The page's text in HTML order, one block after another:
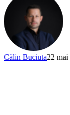
Călin Buciuta22 mai